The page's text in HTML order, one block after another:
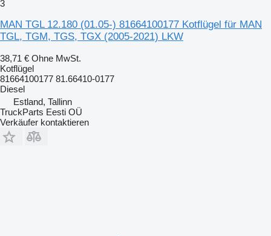
3
MAN TGL 12.180 (01.05-) 81664100177 Kotflügel für MAN
TGL, TGM, TGS, TGX (2005-2021) LKW
38,71 € Ohne MwSt.
Kotflügel
81664100177 81.66410-0177
Diesel
Estland, Tallinn
TruckParts Eesti OÜ
Verkäufer kontaktieren